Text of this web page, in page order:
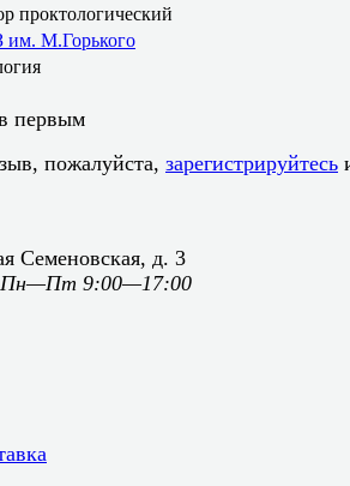
проктологический
М.Горького
первым
пожалуйста, зарегистрируйтесь
Семеновская, д. 3
Пн—Пт 9:00—17:00